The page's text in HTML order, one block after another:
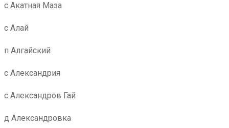
с Акатная Маза
с Алай
п Алгайский
с Александрия
с Александров Гай
д Александровка